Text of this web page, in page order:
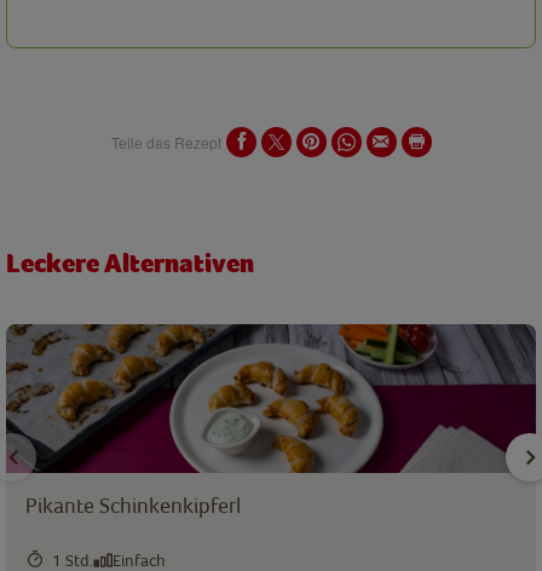
Teile das Rezept
Leckere Alternativen
Pikante Schinkenkipferl
1 Std. Einfach